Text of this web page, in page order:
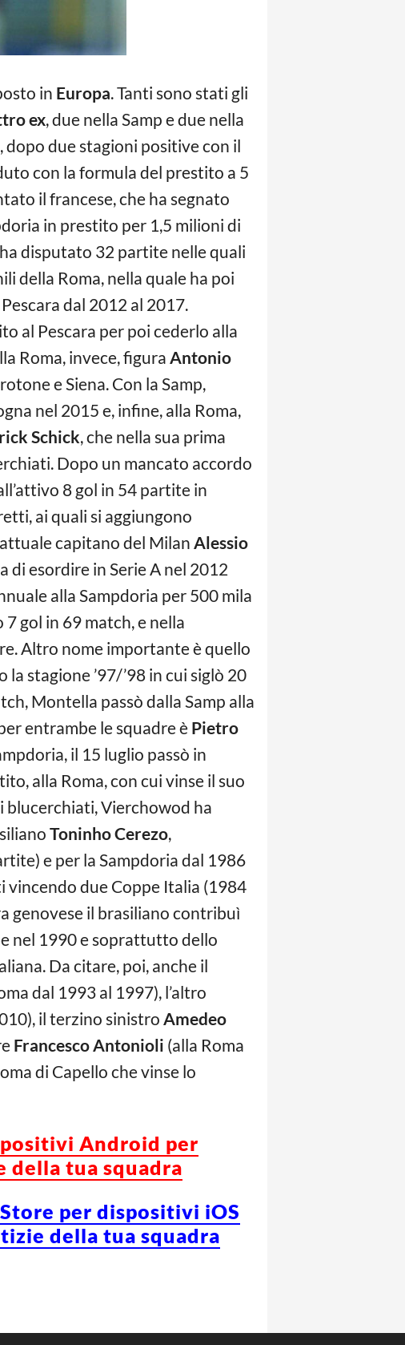
in Europa. Tanti sono stati gli
ex, due nella Samp e due nella
dopo due stagioni positive con il
con la formula del prestito a 5
il francese, che ha segnato
in prestito per 1,5 milioni di
disputato 32 partite nelle quali
della Roma, nella quale ha poi
dal 2012 al 2017.
al Pescara per poi cederlo alla
Roma, invece, figura Antonio
e Siena. Con la Samp,
nel 2015 e, infine, alla Roma,
Schick, che nella sua prima
Dopo un mancato accordo
8 gol in 54 partite in
ai quali si aggiungono
capitano del MilanAlessio
di esordire in Serie A nel 2012
alla Sampdoria per 500 mila
gol in 69 match, e nella
Altro nome importante è quello
stagione ’97/’98 in cui siglò 20
Montella passò dalla Samp alla
entrambe le squadre èPietro
il 15 luglio passò in
alla Roma, con cui vinse il suo
blucerchiati, Vierchowod ha
Toninho Cerezo,
e per la Sampdoria dal 1986
vincendo due Coppe Italia (1984
genovese il brasiliano contribuì
nel 1990 e soprattutto dello
Da citare, poi, anche il
dal 1993 al 1997), l’altro
il terzino sinistro Amedeo
Francesco Antonioli (alla Roma
di Capello che vinse lo
Android per
della tua squadra
per dispositivi iOS
della tua squadra